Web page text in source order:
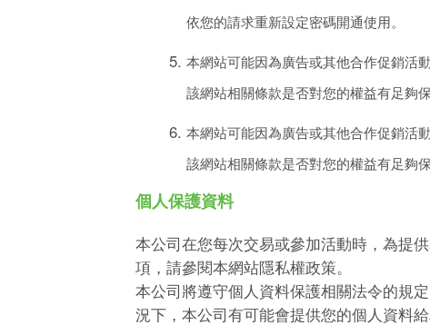
依您的請求重新設定密碼開通使用。
本網站可能因為廣告或其他合作促銷活
該網站相關條款是否對您的權益有足夠
本網站可能因為廣告或其他合作促銷活
該網站相關條款是否對您的權益有足夠
個人保護資料
本公司在您每次交易或參加活動時，為提
項，請參閱本網站隱私權政策。
本公司將遵守個人資料保護相關法令的規
況下，本公司有可能會提供您的個人資料